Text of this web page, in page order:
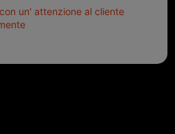
un' attenzione al cliente